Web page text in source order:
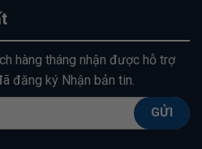
hàng tháng nhận được hỗ trợ
đăng ký Nhận bản tin.